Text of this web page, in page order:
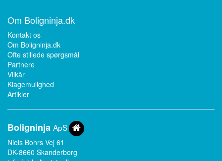
Om Boligninja.dk
Kontakt os
Om Boligninja.dk
Ofte stillede spørgsmål
Partnere
Vilkår
Klagemulighed
Artikler
Boligninja ApS
Niels Bohrs Vej 61
DK-8660 Skanderborg